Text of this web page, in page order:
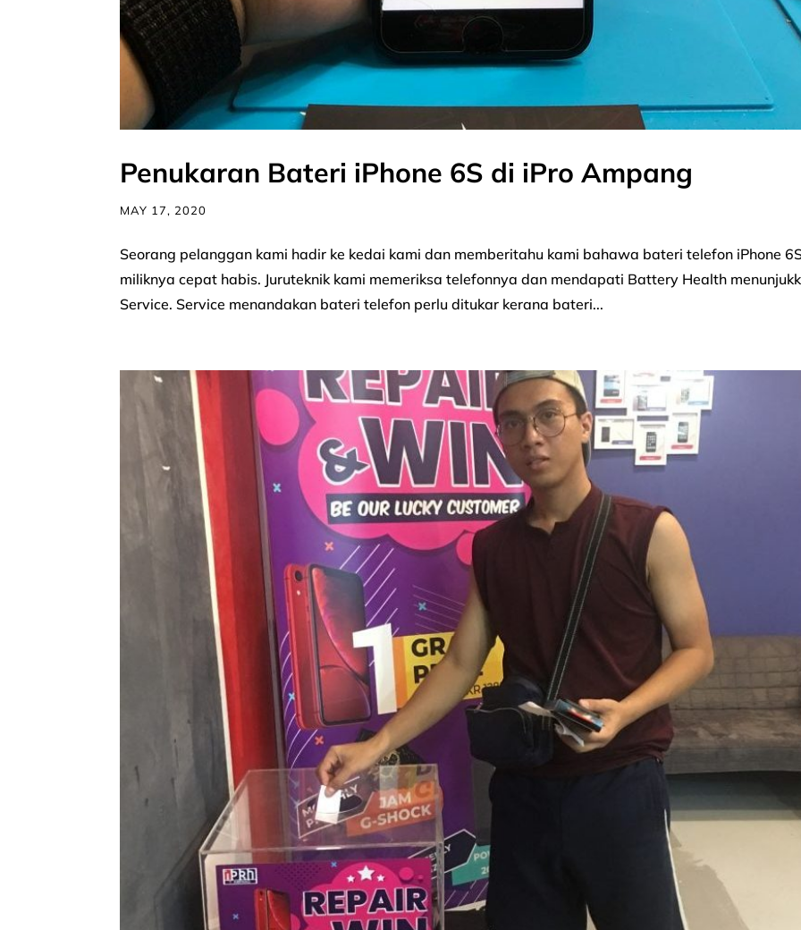
Penukaran Bateri iPhone 6S di iPro Ampang
MAY 17, 2020
Seorang pelanggan kami hadir ke kedai kami dan memberitahu kami bahawa bateri telefon iPhone
miliknya cepat habis. Juruteknik kami memeriksa telefonnya dan mendapati Battery Health
Service. Service menandakan bateri telefon perlu ditukar kerana bateri...